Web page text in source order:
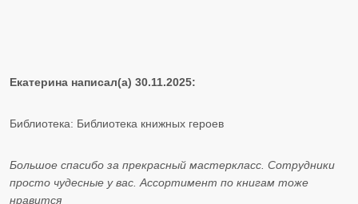
Екатерина написал(а) 30.11.2025:
Библиотека: Библиотека книжных героев
Большое спасибо за прекрасный мастеркласс. Сотрудники
просто чудесные у вас. Ассортимент по книгам тоже
нравится